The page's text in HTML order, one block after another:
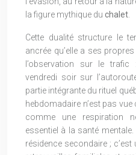
la figure mythique du chalet
Cette dualité structure le
ancrée qu’elle a ses
l’observation sur le
vendredi soir sur
partie intégrante du rituel
hebdomadaire n’est pas
comme une respiration
essentiel à la santé
résidence secondaire ;